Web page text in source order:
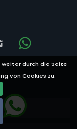
weiter durch die Seite
von Cookies zu.
page
youtube page
our x page
Visit our
Visit our